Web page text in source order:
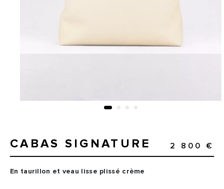
CABAS SIGNATURE 2 800 €
En taurillon et veau lisse plissé crème